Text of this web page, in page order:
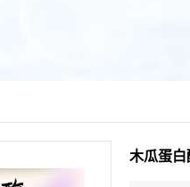
木瓜蛋白